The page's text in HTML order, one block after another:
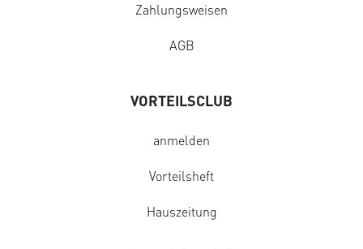
Zahlungsweisen
AGB
VORTEILSCLUB
anmelden
Vorteilsheft
Hauszeitung